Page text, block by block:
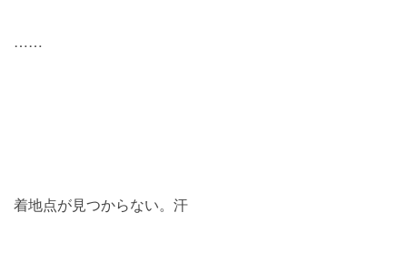
……
着地点が見つからない。汗